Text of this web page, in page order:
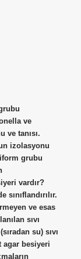
ve
tanısı.
izolasyonu
grubu
vardır?
ve esas
sıvı
su) sıvı
agar besiyeri